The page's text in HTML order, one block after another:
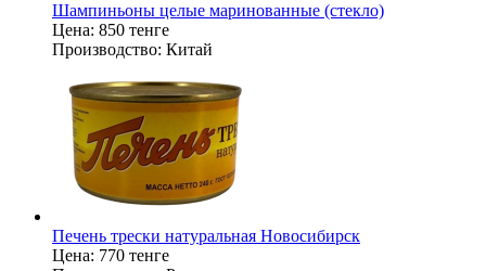
Шампиньоны целые маринованные (стекло)
Цена: 850 тенге
Производство: Китай
Печень трески натуральная Новосибирск
Цена: 770 тенге